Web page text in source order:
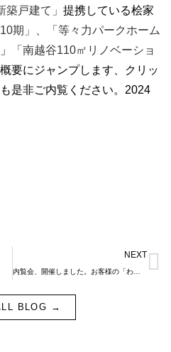
築戸建て」 提携している桧家
期」、
「等々力パークホーム
」 「 南越谷110㎡リノベーショ
要にジャンプします、クリッ
是非ご内覧ください。2024
NEXT
内覧会、開催しました。お客様の「わお！」の感覚を求めて営業したいです。
BLOG →